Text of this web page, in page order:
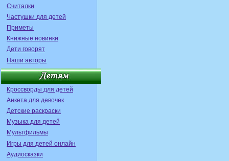
Считалки
Частушки для детей
Приметы
Книжные новинки
Дети говорят
Наши авторы
Кроссворды для детей
Анкета для девочек
Детские раскраски
Музыка для детей
Мультфильмы
Игры для детей онлайн
Аудиосказки